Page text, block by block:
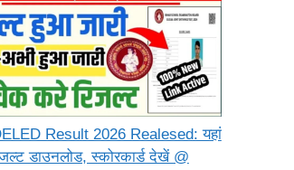
Result 2026 Realesed: यहां
डाउनलोड, स्कोरकार्ड देखें @